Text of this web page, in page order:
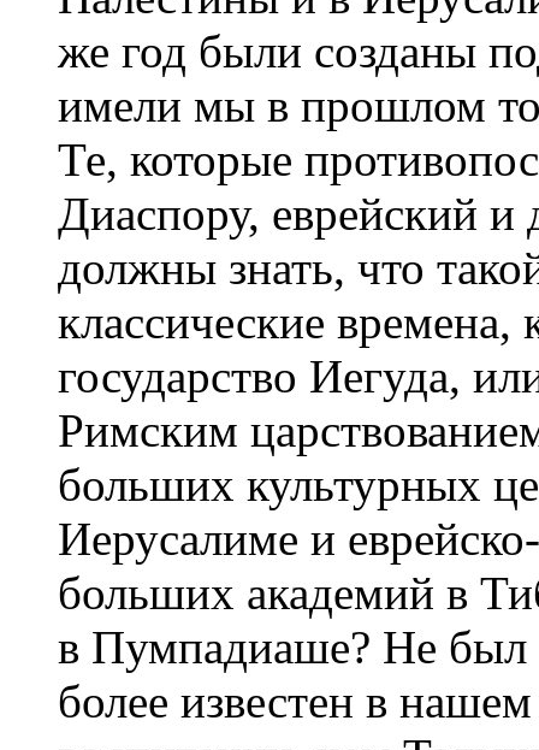
же год были созданы
имели мы в прошлом
Те, которые
Диаспору, еврейский и
должны знать, что
классические времена,
государство Иегуда,
Римским
больших культурных
Иерусалиме и
больших академий в
в Пумпадиаше? Не был
более известен в нашем